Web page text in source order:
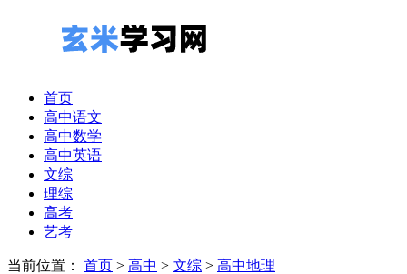
首页
高中语文
高中数学
高中英语
文综
理综
高考
艺考
当前位置： 首页 > 高中 > 文综 > 高中地理